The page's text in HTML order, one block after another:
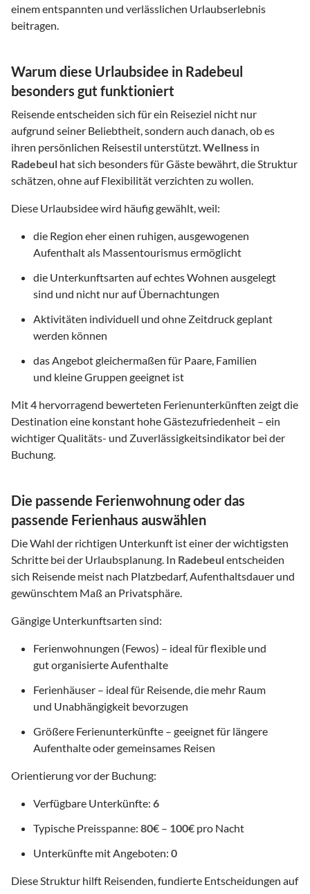
einem entspannten und verlässlichen Urlaubserlebnis
beitragen.
Warum diese Urlaubsidee in Radebeul
besonders gut funktioniert
Reisende entscheiden sich für ein Reiseziel nicht nur
aufgrund seiner Beliebtheit, sondern auch danach, ob es
ihren persönlichen Reisestil unterstützt.Wellness in
Radebeul hat sich besonders für Gäste bewährt, die Struktur
schätzen, ohne auf Flexibilität verzichten zu wollen.
Diese Urlaubsidee wird häufig gewählt, weil:
die Region eher einen ruhigen, ausgewogenen
Aufenthalt als Massentourismus ermöglicht
die Unterkunftsarten auf echtes Wohnen ausgelegt
sind und nicht nur auf Übernachtungen
Aktivitäten individuell und ohne Zeitdruck geplant
werden können
das Angebot gleichermaßen für Paare, Familien
und kleine Gruppen geeignet ist
Mit4 hervorragend bewerteten Ferienunterkünften zeigt die
Destination eine konstant hohe Gästezufriedenheit – ein
wichtiger Qualitäts- und Zuverlässigkeitsindikator bei der
Buchung.
Die passende Ferienwohnung oder das
passende Ferienhaus auswählen
Die Wahl der richtigen Unterkunft ist einer der wichtigsten
Schritte bei der Urlaubsplanung. In Radebeulentscheiden
sich Reisende meist nach Platzbedarf, Aufenthaltsdauer und
gewünschtem Maß an Privatsphäre.
Gängige Unterkunftsarten sind:
Ferienwohnungen (Fewos) – ideal für flexible und
gut organisierte Aufenthalte
Ferienhäuser – ideal für Reisende, die mehr Raum
und Unabhängigkeit bevorzugen
Größere Ferienunterkünfte – geeignet für längere
Aufenthalte oder gemeinsames Reisen
Orientierung vor der Buchung:
Verfügbare Unterkünfte: 6
Typische Preisspanne: 80€ – 100€ pro Nacht
Unterkünfte mit Angeboten: 0
Diese Struktur hilft Reisenden, fundierte Entscheidungen auf